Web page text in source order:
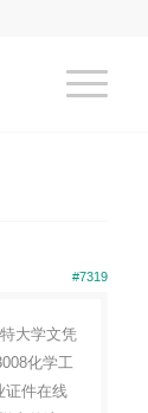
#7319
大学文凭
化学工
证件在线